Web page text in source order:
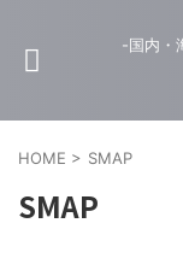
-国内・
HOME > SMAP
SMAP